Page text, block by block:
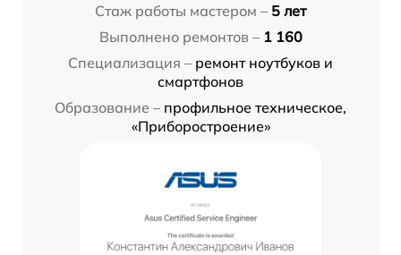
Стаж работы мастером – 5 лет
Выполнено ремонтов – 1 160
Специализация – ремонт ноутбуков и
смартфонов
Образование – профильное техническое,
«Приборостроение»